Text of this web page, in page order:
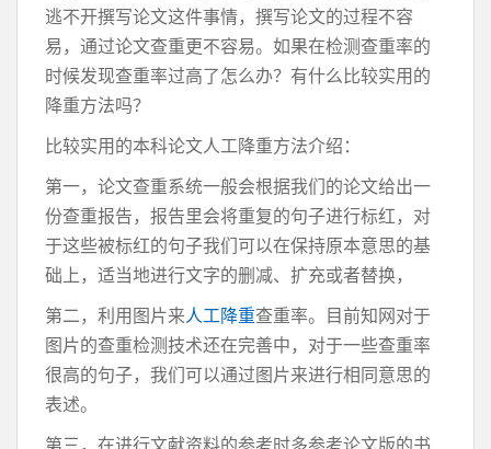
逃不开撰写论文这件事情，撰写论文的过程不容
易，通过论文查重更不容易。如果在检测查重率的
时候发现查重率过高了怎么办？有什么比较实用的
降重方法吗？
比较实用的本科论文人工降重方法介绍：
第一，论文查重系统一般会根据我们的论文给出一
份查重报告，报告里会将重复的句子进行标红，对
于这些被标红的句子我们可以在保持原本意思的基
础上，适当地进行文字的删减、扩充或者替换，
第二，利用图片来人工降重查重率。目前知网对于
图片的查重检测技术还在完善中，对于一些查重率
很高的句子，我们可以通过图片来进行相同意思的
表述。